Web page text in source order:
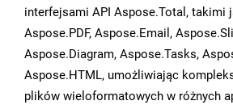
interfejsami API Aspose.Total, takimi
Aspose.PDF, Aspose.Email,
Aspose.Diagram, Aspose.Tasks,
Aspose.HTML, umożliwiając
plików wieloformatowych w różnych